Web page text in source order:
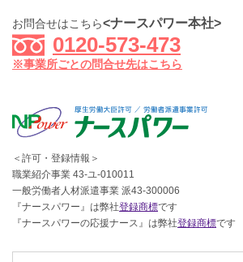
お問合せはこちら<ナースパワー本社>
0120-573-473
※事業所ごとの問合せ先はこちら
＜許可・登録情報＞
職業紹介事業 43-ユ-010011
一般労働者人材派遣事業 派43-300006
『ナースパワー』は弊社登録商標です
『ナースパワーの応援ナース』は弊社登録商標です